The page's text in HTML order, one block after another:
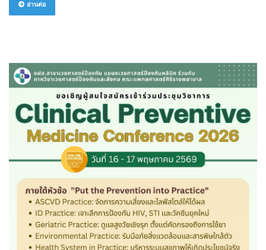
อ่านต่อ